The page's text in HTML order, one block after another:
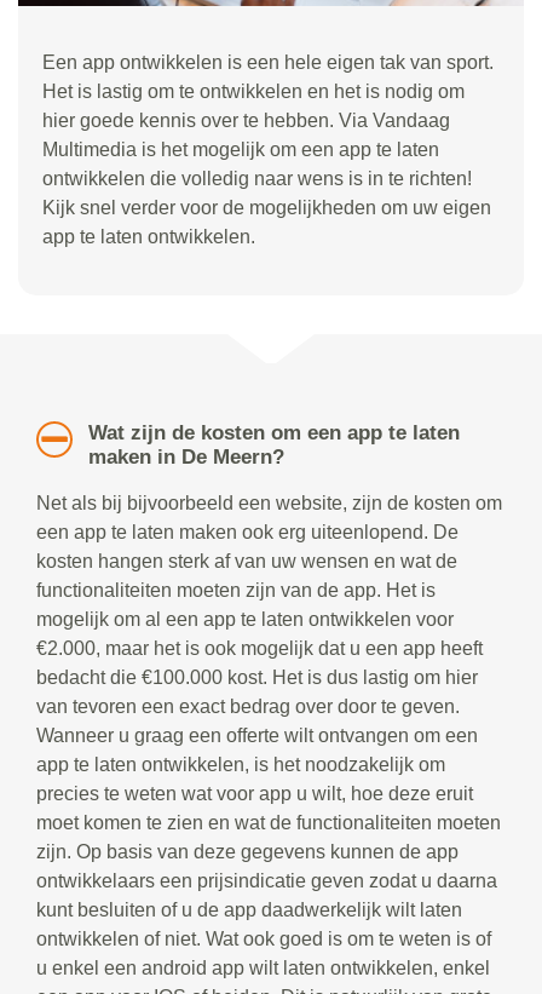
Een app ontwikkelen is een hele eigen tak van sport.
Het is lastig om te ontwikkelen en het is nodig om
hier goede kennis over te hebben. Via Vandaag
Multimedia is het mogelijk om een app te laten
ontwikkelen die volledig naar wens is in te richten!
Kijk snel verder voor de mogelijkheden om uw eigen
app te laten ontwikkelen.
Wat zijn de kosten om een app te laten
maken in De Meern?
Net als bij bijvoorbeeld een website, zijn de kosten om
een app te laten maken ook erg uiteenlopend. De
kosten hangen sterk af van uw wensen en wat de
functionaliteiten moeten zijn van de app. Het is
mogelijk om al een app te laten ontwikkelen voor
€2.000, maar het is ook mogelijk dat u een app heeft
bedacht die €100.000 kost. Het is dus lastig om hier
van tevoren een exact bedrag over door te geven.
Wanneer u graag een offerte wilt ontvangen om een
app te laten ontwikkelen, is het noodzakelijk om
precies te weten wat voor app u wilt, hoe deze eruit
moet komen te zien en wat de functionaliteiten moeten
zijn. Op basis van deze gegevens kunnen de app
ontwikkelaars een prijsindicatie geven zodat u daarna
kunt besluiten of u de app daadwerkelijk wilt laten
ontwikkelen of niet. Wat ook goed is om te weten is of
u enkel een android app wilt laten ontwikkelen, enkel